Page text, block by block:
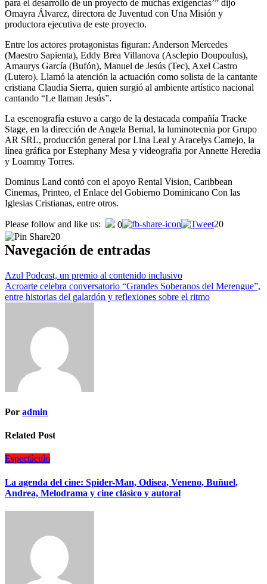
para el desarrollo de un proyecto de muchas exigencias’” dijo
Omayra Álvarez, directora de Juventud con Una Misión y
productora ejecutiva de este proyecto.
Entre los actores protagonistas figuran: Anderson Mercedes
(Maestro Sapienta), Eddy Brea Villanova (Asclepio Doupoulus),
Amaurys García (Bufón), Manuel de Jesús (Tec), Axel Castro
(Lutero). Llamó la atención la actuación como solista de la cantante
cristiana Claudia Sierra, quien surgió al ambiente artístico nacional
cantando “Le llaman Jesús”.
La escenografía estuvo a cargo de la destacada compañía Tracke
Stage, en la dirección de Angela Bernal, la luminotecnia por Grupo
AR SRL, producción general por Lina Leal y Aracelys Camejo, la
línea gráfica por Estephany Mesa y videografia por Annette Heredia
y Loammy Torres.
Dominus Land contó con el apoyo Rental Vision, Caribbean
Cinemas, Printeo, el Enlace del Gobierno Dominicano Con las
Iglesias Cristianas, entre otros.
Please follow and like us: 0
20
20
Navegación de entradas
Azul Podcast, un premio al contenido inclusivo
Acroarte celebra conversatorio “Grandes Soberanos del Merengue”,
entre historias del galardón y reflexiones sobre el ritmo
Por admin
Related Post
Espectáculo
La agenda del cine: Spider-Man, Odisea, Veneno, Buñuel,
Andrea, Melodrama y cine clásico y autoral